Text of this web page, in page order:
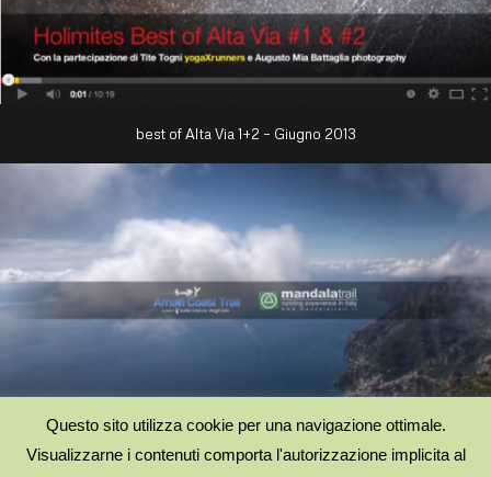
best of Alta Via 1+2 – Giugno 2013
Questo sito utilizza cookie per una navigazione ottimale.
Visualizzarne i contenuti comporta l'autorizzazione implicita al